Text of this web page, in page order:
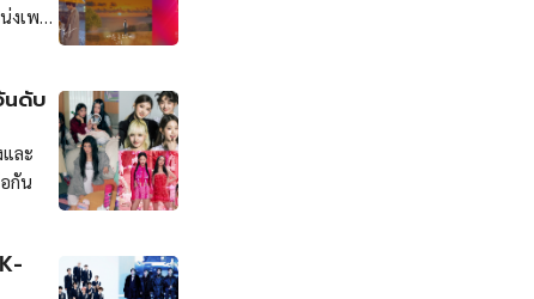
เพลง
นดับ
ละ
กัน